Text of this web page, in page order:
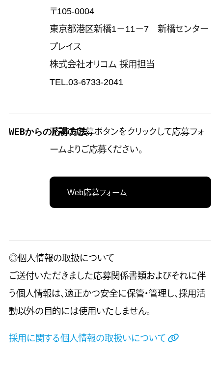
〒105-0004
東京都港区新橋1－11－7 新橋センター
プレイス
株式会社オリコム 採用担当
TEL.03-6733-2041
WEBからの応募方法下記の応募ボタンをクリックして応募フォ
ームよりご応募ください。
Web応募フォーム
◎個人情報の取扱について
ご送付いただきました応募関係書類およびそれに伴
う個人情報は、適正かつ安全に保管・管理し、採用活
動以外の目的には使用いたしません。
採用に関する個人情報の取扱いについて